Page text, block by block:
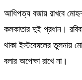
আধিপত্য বজায় রাখবে
কলকাতার দুই প্রধান।
থাকা ইস্টবেঙ্গলের তুলনায়
বলার অপেক্ষা রাখে না।